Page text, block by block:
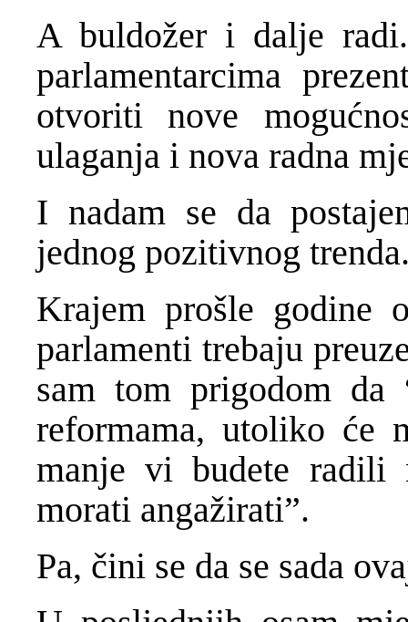
A buldožer i dalje
parlamentarcima
otvoriti nove
ulaganja i nova radna
I nadam se da
jednog pozitivnog
Krajem prošle
parlamenti trebaju
sam tom prigodom
reformama, utoliko će
manje vi budete radili
morati angažirati”.
Pa, čini se da se sada